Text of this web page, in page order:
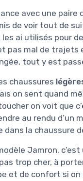
avec une paire
de voir tout de
ai utilisés pour
pas mal de
tout y est
chaussures
on sent quand
on voit que
au rendu d’un
la chaussure
Jamron,
trop cher, à
et de confort si